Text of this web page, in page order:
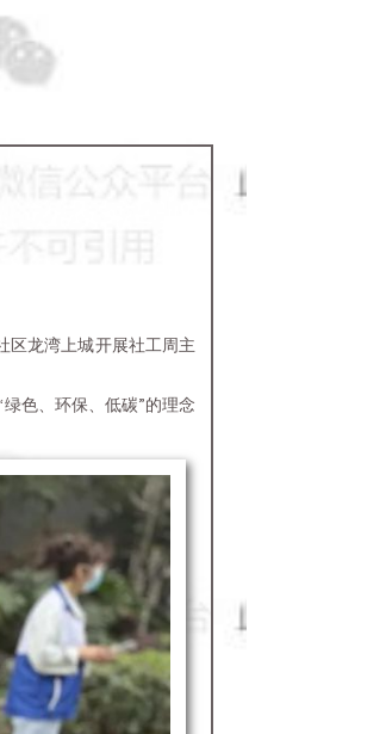
区龙湾上城开展社工周主
色、环保、低碳”的理念